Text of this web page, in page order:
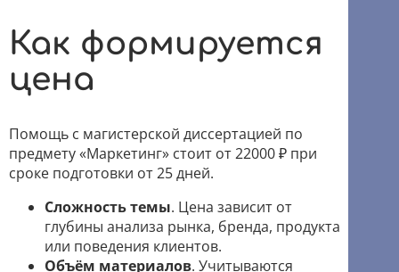
Как формируется
цена
Помощь с магистерской диссертацией по
предмету «Маркетинг» стоит от 22000 ₽ при
сроке подготовки от 25 дней.
Сложность темы. Цена зависит от
глубины анализа рынка, бренда, продукта
или поведения клиентов.
Объём материалов. Учитываются